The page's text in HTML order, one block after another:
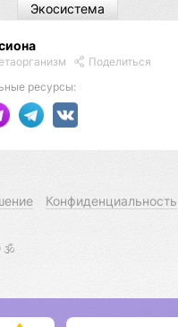
Поделиться
ресурсы:
Экосистема
Конфиденциальность
🕉️